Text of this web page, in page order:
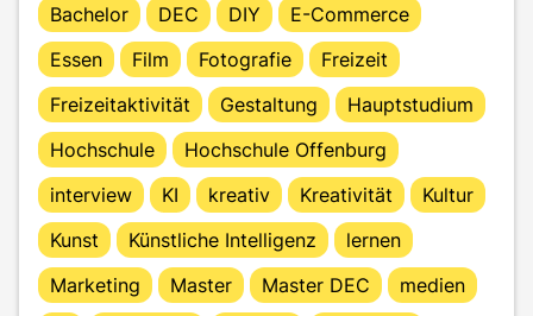
Bachelor
DEC DIY
E-Commerce
Essen
Film Fotografie
Freizeit
Freizeitaktivität
Gestaltung
Hauptstudium
Hochschule
Hochschule Offenburg
interview
KI kreativ Kreativität
Kultur
Kunst
Künstliche Intelligenz
lernen
Marketing
Master Master DEC
medien